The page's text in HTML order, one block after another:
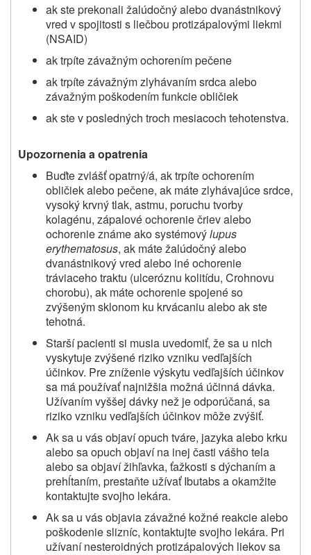
ak ste prekonali žalúdočný alebo dvanástnikový
vred v spojitosti s liečbou protizápalovými liekmi
(NSAID)
ak trpíte závažným ochorením pečene
ak trpíte závažným zlyhávaním srdca alebo
závažným poškodením funkcie obličiek
ak ste v posledných troch mesiacoch tehotenstva.
Upozornenia a opatrenia
Buďte zvlášť opatrný/á, ak trpíte ochorením
obličiek alebo pečene, ak máte zlyhávajúce srdce,
vysoký krvný tlak, astmu, poruchu tvorby
kolagénu, zápalové ochorenie čriev alebo
ochorenie známe ako systémovýlupus
erythematosus, ak máte žalúdočný alebo
dvanástnikový vred alebo iné ochorenie
tráviaceho traktu (ulceróznu kolitídu, Crohnovu
chorobu), ak máte ochorenie spojené so
zvýšeným sklonom ku krvácaniu alebo ak ste
tehotná.
Starší pacienti si musia uvedomiť, že sa u nich
vyskytuje zvýšené riziko vzniku vedľajších
účinkov. Pre zníženie výskytu vedľajších účinkov
sa má používať najnižšia možná účinná dávka.
Užívaním vyššej dávky než je odporúčaná, sa
riziko vzniku vedľajších účinkov môže zvýšiť.
Ak sa u vás objaví opuch tváre, jazyka alebo krku
alebo sa opuch objaví na inej časti vášho tela
alebo sa objaví žihľavka, ťažkosti s dýchaním a
prehĺtaním, prestaňte užívať Ibutabs a okamžite
kontaktujte svojho lekára.
Ak sa u vás objavia závažné kožné reakcie alebo
poškodenie slizníc, kontaktujte svojho lekára. Pri
užívaní nesteroidných protizápalových liekov sa